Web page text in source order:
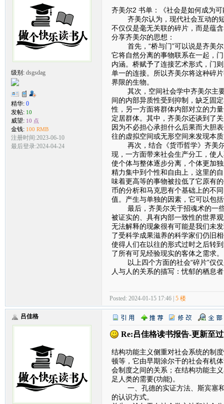
级别: dsgsdag
精华: 0
发帖: 10
威望: 10 点
金钱: 100 RMB
注册时间:2023-06-10
最后登录:2024-04-24
齐美尔2 书单：《社会是如何成为
齐美尔认为，现代社会互动的短
不仅仅是毫无关联的碎片，而是蕴
分享齐美尔的思想：
首先，“桥与门”可以说是齐美尔
它将自然分离的事物联系在一起，
内涵。桥赋予了连接艺术形式，门
单一的连接。所以齐美尔将这种碎
界限的生物。
其次，空间社会学中齐美尔主要
间的内部异质性受到抑制，缺乏固
性，另一方面将群体内部对立的力
定居群体。其中，齐美尔还谈到了
因为不必担心承担什么后果而大胆
往的虚拟空间或无形空间来发现本
再次，结合《货币哲学》齐美尔
现，一方面带来社会生产分工，使
使个体与整体逐步分离，个体更加
精力集中到个性和自由上，这里的
味着更高等的事物被拉低了它原有
币的分析和马克思有个基础上的不
值。产生与单独的因素，它可以包
最后，齐美尔关于招魂术的一些
被证实的、具有内部一致性的世界
无法解释的现象很有可能是我们未
了受科学成果滋养的科学家们仍旧
使得人们在以往的形式过时之后转
了所有可见经验现实的客体之需求。
以上四个方面的社会“碎片”仅仅
人与人的关系的描写：忧郁的栖息
Posted: 2024-01-15 17:46 | 5 楼
吕佳格
Re:吕佳格读书报告-更新至
结构功能主义侧重对社会系统的制
顿等，它由早期涂尔干的社会有机
会制度之间的关系；在结构功能主
足人类的需要(功能)。
一、孔德的实证方法、斯宾塞和
的认识方式。